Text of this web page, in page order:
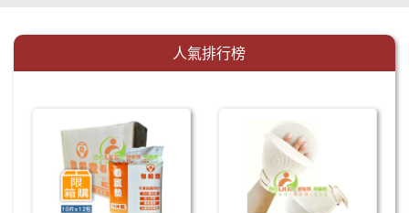
人氣排行榜